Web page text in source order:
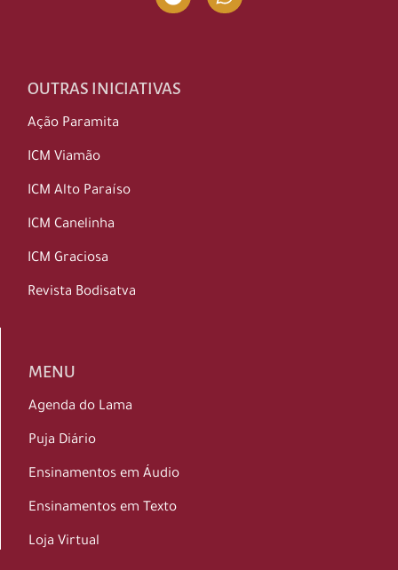
OUTRAS INICIATIVAS
Ação Paramita
ICM Viamão
ICM Alto Paraíso
ICM Canelinha
ICM Graciosa
Revista Bodisatva
MENU
Agenda do Lama
Puja Diário
Ensinamentos em Áudio
Ensinamentos em Texto
Loja Virtual